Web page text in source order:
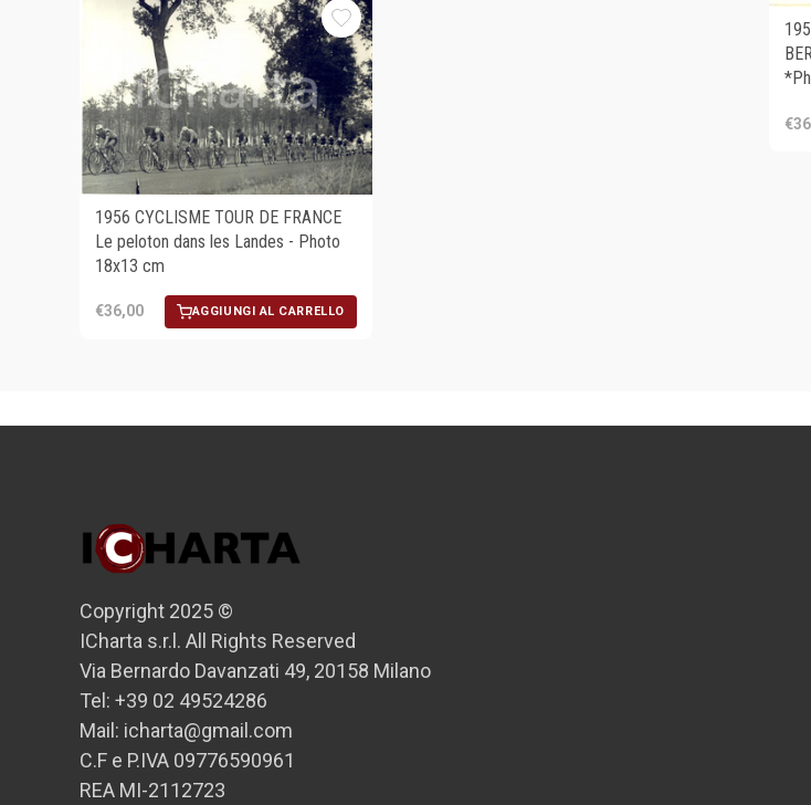
1956 CYCLISME TOUR DE FRANCE
Le peloton dans les Landes - Photo
18x13 cm
€36,00 AGGIUNGI AL CARRELLO
Copyright 2025 ©
ICharta s.r.l. All Rights Reserved
Via Bernardo Davanzati 49, 20158 Milano
Tel: +39 02 49524286
Mail: icharta@gmail.com
C.F e P.IVA 09776590961
REA MI-2112723